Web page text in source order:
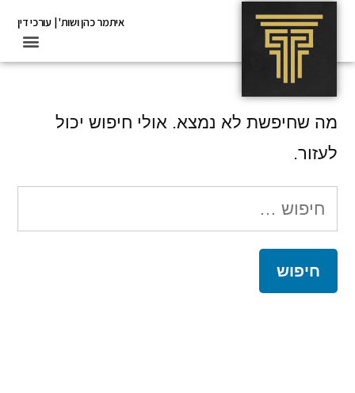
איתמר כהן ושות' | עורכי דין דבר לא נמצא
מה שחיפשת לא נמצא. אולי חיפוש יכול
לעזור.